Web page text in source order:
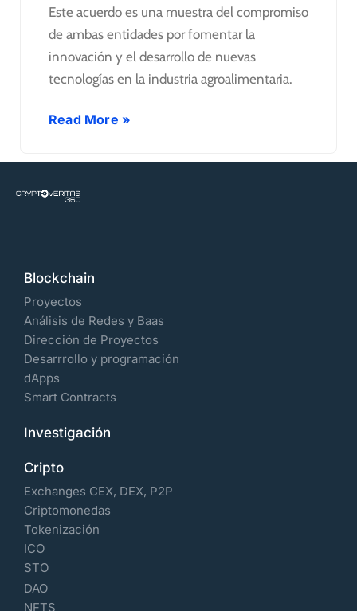
Este acuerdo es una muestra del compromiso
de ambas entidades por fomentar la
innovación y el desarrollo de nuevas
tecnologías en la industria agroalimentaria.
Read More »
Blockchain
Proyectos
Análisis de Redes y Baas
Dirección de Proyectos
Desarrrollo y programación
dApps
Smart Contracts
Investigación
Cripto
Exchanges CEX, DEX, P2P
Criptomonedas
Tokenización
ICO
STO
DAO
NFTS